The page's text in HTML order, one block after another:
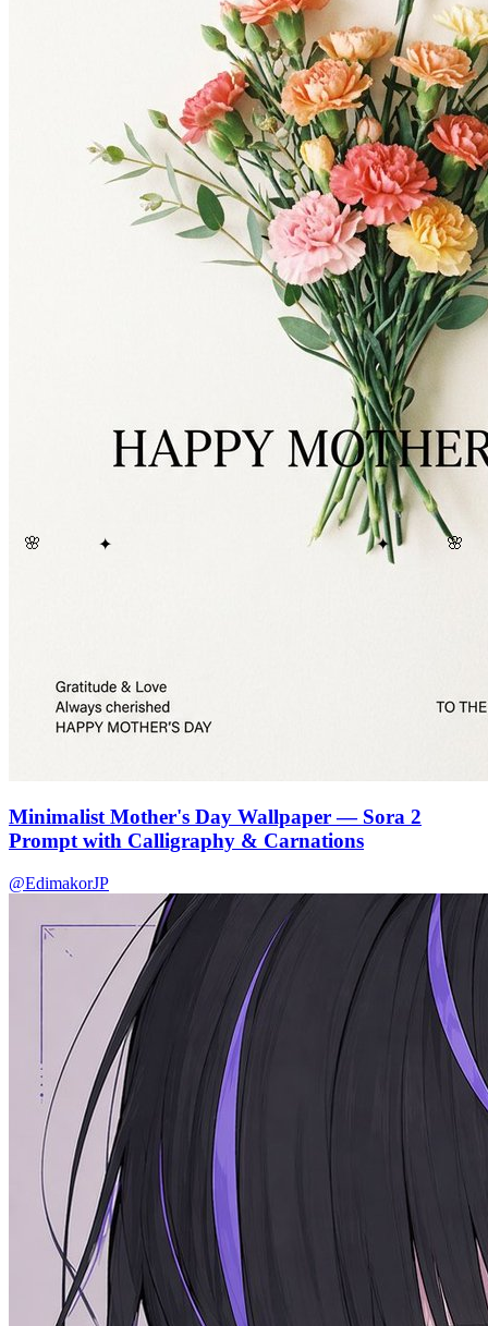
🌸 ✦ 🌸
✦
Minimalist Mother's Day Wallpaper — Sora 2
Prompt with Calligraphy & Carnations
@EdimakorJP